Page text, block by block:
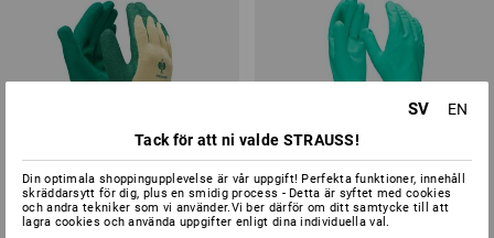
SV
EN
Tack för att ni valde STRAUSS!
Din optimala shoppingupplevelse är vår uppgift! Perfekta funktioner, innehåll
skräddarsytt för dig, plus en smidig process - Detta är syftet med cookies
och andra tekniker som vi använder.Vi ber därför om ditt samtycke till att
lagra cookies och använda uppgifter enligt dina individuella val.